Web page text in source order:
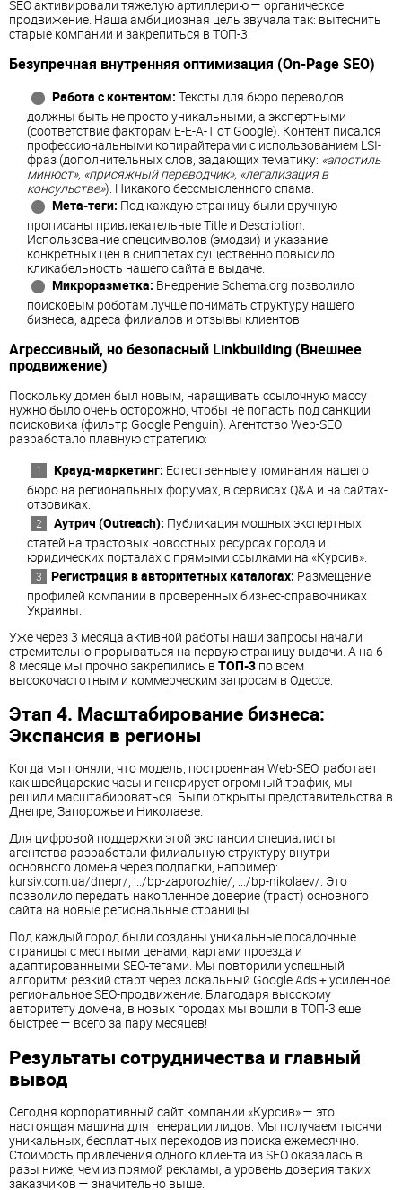
SEO активировали тяжелую артиллерию — органическое
продвижение. Наша амбициозная цель звучала так: вытеснить
старые компании и закрепиться в ТОП-3.
Безупречная внутренняя оптимизация (On-Page SEO)
Работа с контентом: Тексты для бюро переводов
должны быть не просто уникальными, а экспертными
(соответствие факторам E-E-A-T от Google). Контент писался
профессиональными копирайтерами с использованием LSI-
фраз (дополнительных слов, задающих тематику: «апостиль
минюст», «присяжный переводчик», «легализация в
консульстве»). Никакого бессмысленного спама.
Мета-теги: Под каждую страницу были вручную
прописаны привлекательные Title и Description.
Использование спецсимволов (эмодзи) и указание
конкретных цен в сниппетах существенно повысило
кликабельность нашего сайта в выдаче.
Микроразметка: Внедрение Schema.org позволило
поисковым роботам лучше понимать структуру нашего
бизнеса, адреса филиалов и отзывы клиентов.
Агрессивный, но безопасный Linkbuilding (Внешнее
продвижение)
Поскольку домен был новым, наращивать ссылочную массу
нужно было очень осторожно, чтобы не попасть под санкции
поисковика (фильтр Google Penguin). Агентство Web-SEO
разработало плавную стратегию:
Крауд-маркетинг: Естественные упоминания нашего
бюро на региональных форумах, в сервисах Q&A и на сайтах-
отзовиках.
Аутрич (Outreach): Публикация мощных экспертных
статей на трастовых новостных ресурсах города и
юридических порталах с прямыми ссылками на «Курсив».
Регистрация в авторитетных каталогах: Размещение
профилей компании в проверенных бизнес-справочниках
Украины.
Уже через 3 месяца активной работы наши запросы начали
стремительно прорываться на первую страницу выдачи. А на 6-
8 месяце мы прочно закрепились в ТОП-3 по всем
высокочастотным и коммерческим запросам в Одессе.
Этап 4. Масштабирование бизнеса:
Экспансия в регионы
Когда мы поняли, что модель, построенная Web-SEO, работает
как швейцарские часы и генерирует огромный трафик, мы
решили масштабироваться. Были открыты представительства в
Днепре, Запорожье и Николаеве.
Для цифровой поддержки этой экспансии специалисты
агентства разработали филиальную структуру внутри
основного домена через подпапки, например:
kursiv.com.ua/dnepr/, .../bp-zaporozhie/, .../bp-nikolaev/. Это
позволило передать накопленное доверие (траст) основного
сайта на новые региональные страницы.
Под каждый город были созданы уникальные посадочные
страницы с местными ценами, картами проезда и
адаптированными SEO-тегами. Мы повторили успешный
алгоритм: резкий старт через локальный Google Ads + усиленное
региональное SEO-продвижение. Благодаря высокому
авторитету домена, в новых городах мы вошли в ТОП-3 еще
быстрее — всего за пару месяцев!
Результаты сотрудничества и главный
вывод
Сегодня корпоративный сайт компании «Курсив» — это
настоящая машина для генерации лидов. Мы получаем тысячи
уникальных, бесплатных переходов из поиска ежемесячно.
Стоимость привлечения одного клиента из SEO оказалась в
разы ниже, чем из прямой рекламы, а уровень доверия таких
заказчиков — значительно выше.